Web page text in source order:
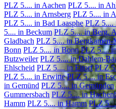
PLZ 5.... in Aachen PLZ 5.... in
PLZ 5.... in Arnsberg PLZ 5.... in
PLZ 5.... in Bad Laasphe PLZ 5....
5.... in Beckum PLZ 5.... in Berg.
Gladbach PLZ 5.... in Bergkamen-
Bonn PLZ 5.... in Bonn PLZ 5....
Butzweiler PLZ 5.... in Dahlem-
Ehlscheid PLZ 5.... in Eitorf PLZ
PLZ 5.... in Erwitte PLZ 5.... in
in Gemünd PLZ 5.... in Gemünden
Gummersbach PLZ 5.... in
Hamm PLZ 5.... in Hamm PLZ